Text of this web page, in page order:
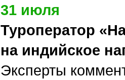
31 июля
Туроператор
на индийское
Эксперты